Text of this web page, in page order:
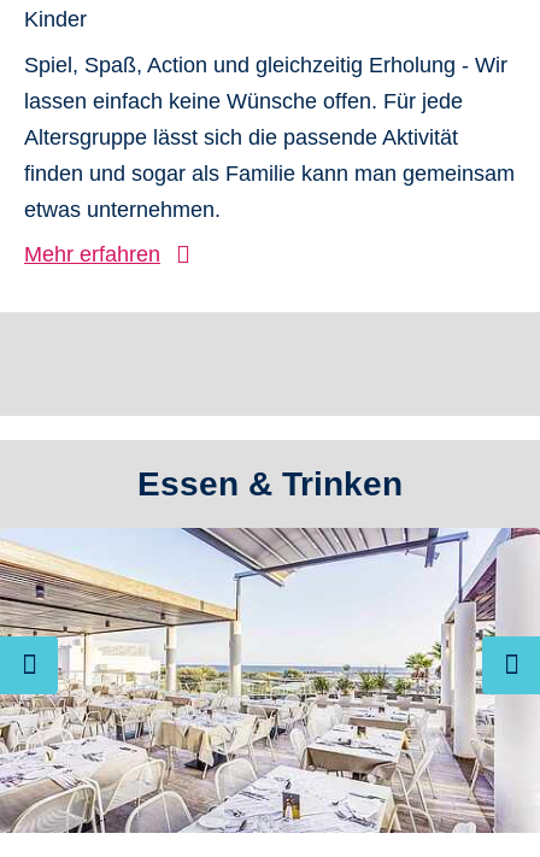
Kinder
Spiel, Spaß, Action und gleichzeitig Erholung - Wir
lassen einfach keine Wünsche offen. Für jede
Altersgruppe lässt sich die passende Aktivität
finden und sogar als Familie kann man gemeinsam
etwas unternehmen.
Mehr erfahren
Essen & Trinken